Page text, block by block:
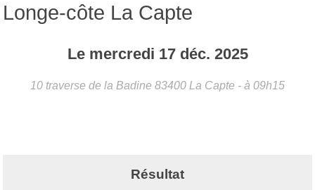
Longe-côte La Capte
Le mercredi 17 déc. 2025
10 traverse de la Badine 83400 La Capte - à 09h15
Résultat